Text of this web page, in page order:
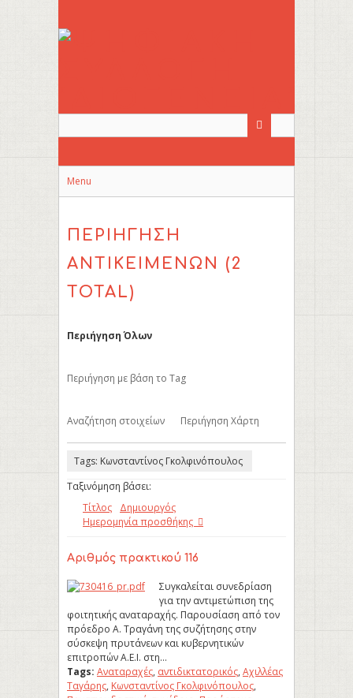
Menu
ΠΕΡΙΉΓΗΣΗ
ΑΝΤΙΚΕΊΜΕΝΩΝ (2
TOTAL)
Περιήγηση Όλων
Περιήγηση με βάση το Tag
Αναζήτηση στοιχείων Περιήγηση Χάρτη
Tags: Κωνσταντίνος Γκολφινόπουλος
Ταξινόμηση βάσει:
Τίτλος
Δημιουργός
Ημερομηνία προσθήκης
Αριθμός πρακτικού 116
Συγκαλείται συνεδρίαση
για την αντιμετώπιση της
φοιτητικής αναταραχής. Παρουσίαση από τον
πρόεδρο Α. Τραγάνη της συζήτησης στην
σύσκεψη πρυτάνεων και κυβερνητικών
επιτροπών Α.Ε.Ι. στη…
Tags: Αναταραχές, αντιδικτατορικός, Αχιλλέας
Ταγάρης, Κωνσταντίνος Γκολφινόπουλος,